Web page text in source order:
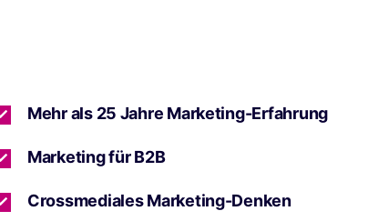
Mehr als 25 Jahre Marketing-Erfahrung
Marketing für B2B
Crossmediales Marketing-Denken